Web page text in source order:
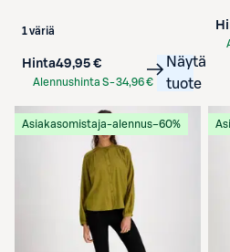
1 väriä
Hinta49,95 €
Alennushinta S-34,96 €
Näytä
tuote
Asiakasomistaja-alennus−60%